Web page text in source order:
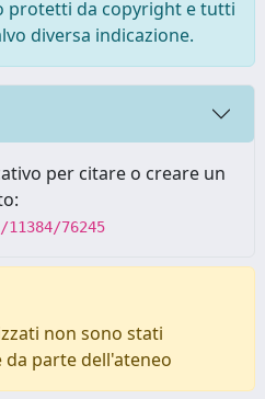
protetti da copyright e tutti
diversa indicazione.
per citare o creare un
76245
non sono stati
parte dell'ateneo